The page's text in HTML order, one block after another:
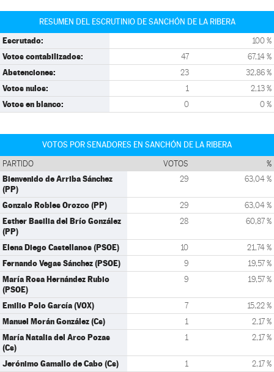
RESUMEN DEL ESCRUTINIO DE SANCHÓN DE LA RIBERA
Escrutado: 100 %
Votos contabilizados: 47 67,14 %
Abstenciones: 23 32,86 %
Votos nulos: 1 2,13 %
Votos en blanco: 0 0 %
VOTOS POR SENADORES EN SANCHÓN DE LA RIBERA
PARTIDO VOTOS %
Bienvenido de Arriba Sánchez
(PP)
29 63,04 %
Gonzalo Robles Orozco (PP) 29 63,04 %
Esther Basilia del Brío González
(PP)
28 60,87 %
Elena Diego Castellanos (PSOE) 10 21,74 %
Fernando Vegas Sánchez (PSOE) 9 19,57 %
María Rosa Hernández Rubio
(PSOE)
9 19,57 %
Emilio Polo García (VOX) 7 15,22 %
Manuel Morán González (Cs) 1 2,17 %
María Natalia del Arco Pozas
(Cs)
1 2,17 %
Jerónimo Gamallo de Cabo (Cs) 1 2,17 %